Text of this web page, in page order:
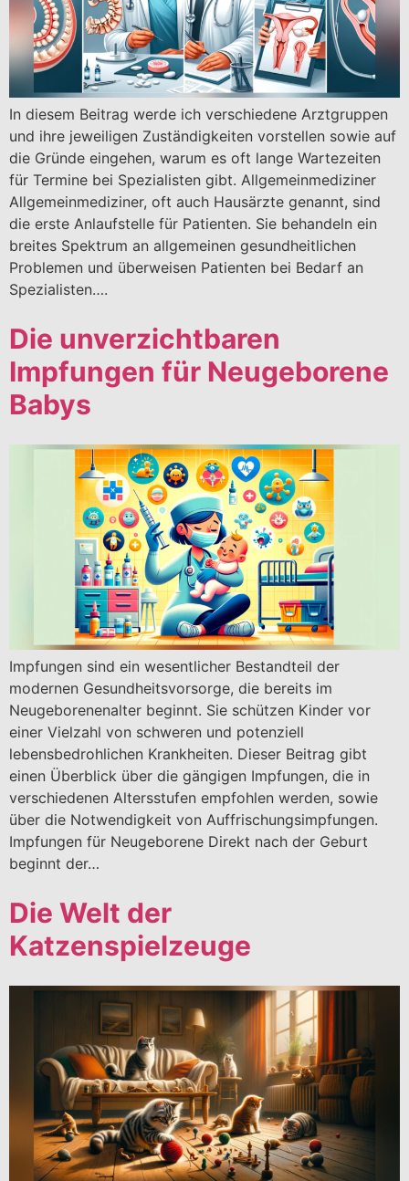
In diesem Beitrag werde ich verschiedene Arztgruppen
und ihre jeweiligen Zuständigkeiten vorstellen sowie auf
die Gründe eingehen, warum es oft lange Wartezeiten
für Termine bei Spezialisten gibt. Allgemeinmediziner
Allgemeinmediziner, oft auch Hausärzte genannt, sind
die erste Anlaufstelle für Patienten. Sie behandeln ein
breites Spektrum an allgemeinen gesundheitlichen
Problemen und überweisen Patienten bei Bedarf an
Spezialisten….
Die unverzichtbaren
Impfungen für Neugeborene
Babys
Impfungen sind ein wesentlicher Bestandteil der
modernen Gesundheitsvorsorge, die bereits im
Neugeborenenalter beginnt. Sie schützen Kinder vor
einer Vielzahl von schweren und potenziell
lebensbedrohlichen Krankheiten. Dieser Beitrag gibt
einen Überblick über die gängigen Impfungen, die in
verschiedenen Altersstufen empfohlen werden, sowie
über die Notwendigkeit von Auffrischungsimpfungen.
Impfungen für Neugeborene Direkt nach der Geburt
beginnt der…
Die Welt der
Katzenspielzeuge